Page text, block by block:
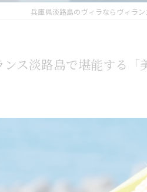
兵庫県淡路島のヴィラならヴィラ
ス淡路島で堪能する「